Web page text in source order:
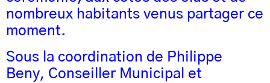
nombreux habitants venus partager ce
moment.
Sous la coordination de Philippe
Beny, Conseiller Municipal et